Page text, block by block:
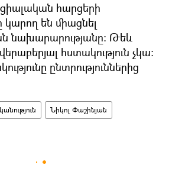
հարցերի
են միացնել
նախարարությանը։ Թեև
հստակություն չկա։
ընտրություններից
Նիկոլ Փաշինյան